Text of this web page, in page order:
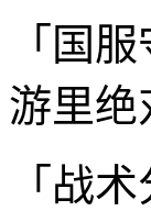
「国
游里绝
「战